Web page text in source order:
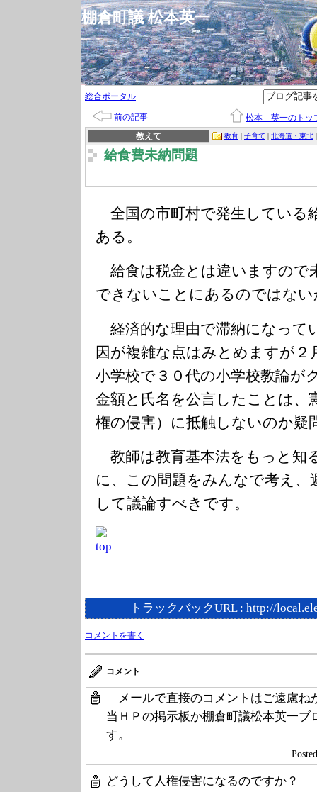
棚倉町議 松本英一
総合ポータル
前の記事
松本 英一のトッ
教えて
教育 | 子育て | 北海道・東北
給食費未納問題
全国の市町村で発生している
ある。
給食は税金とは違いますので
できないことにあるのではない
経済的な理由で滞納になって
因が複雑な点はみとめますが２
小学校で３０代の小学校教論が
金額と氏名を公言したことは、
権の侵害）に抵触しないのか疑
教師は教育基本法をもっと知
に、この問題をみんなで考え、
して議論すべきです。
トラックバックURL : http://
コメントを書く
コメント
メールで直接のコメントはご遠慮ね
当ＨＰの掲示板か棚倉町議松本英一ブ
す。
どうして人権侵害になるのですか？